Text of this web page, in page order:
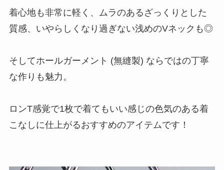
着心地も非常に軽く、ムラのあるざっくりとした
質感、いやらしくなり過ぎない浅めのVネックも◎
そしてホールガーメント (無縫製) ならではの丁寧
な作りも魅力。
ロンT感覚で1枚で着てもいい感じの色気のある着
こなしに仕上がるおすすめのアイテムです！